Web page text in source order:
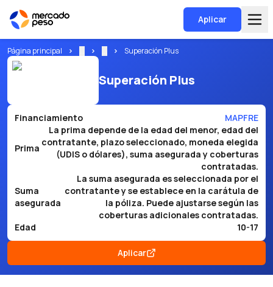
Aplicar
Página principal Superación Plus
Superación Plus
Financiamiento MAPFRE
Prima
La prima depende de la edad del menor, edad del
contratante, plazo seleccionado, moneda elegida
(UDIS o dólares), suma asegurada y coberturas
contratadas.
Suma
asegurada
La suma asegurada es seleccionada por el
contratante y se establece en la carátula de
la póliza. Puede ajustarse según las
coberturas adicionales contratadas.
Edad
10-17
Aplicar